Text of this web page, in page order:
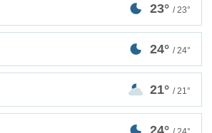
23° / 23°
24° / 24°
21° / 21°
24°